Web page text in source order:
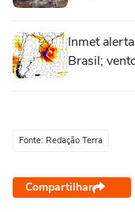
Inmet
Brasil;
Fonte: Redação Terra
Compartilhar